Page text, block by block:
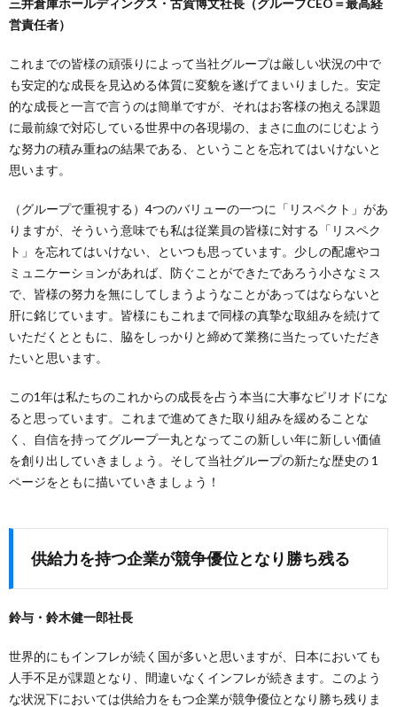
営責任者）
これまでの皆様の頑張りによって当社グループは厳しい状況の中で
も安定的な成長を見込める体質に変貌を遂げてまいりました。安定
的な成長と一言で言うのは簡単ですが、それはお客様の抱える課題
に最前線で対応している世界中の各現場の、まさに血のにじむよう
な努力の積み重ねの結果である、ということを忘れてはいけないと
思います。
（グループで重視する）4つのバリューの一つに「リスペクト」があ
りますが、そういう意味でも私は従業員の皆様に対する「リスペク
ト」を忘れてはいけない、といつも思っています。少しの配慮やコ
ミュニケーションがあれば、防ぐことができたであろう小さなミス
で、皆様の努力を無にしてしまうようなことがあってはならないと
肝に銘じています。皆様にもこれまで同様の真摯な取組みを続けて
いただくとともに、脇をしっかりと締めて業務に当たっていただき
たいと思います。
この1年は私たちのこれからの成長を占う本当に大事なピリオドにな
ると思っています。これまで進めてきた取り組みを緩めることな
く、自信を持ってグループ一丸となってこの新しい年に新しい価値
を創り出していきましょう。そして当社グループの新たな歴史の 1
ページをともに描いていきましょう！
供給力を持つ企業が競争優位となり勝ち残る
鈴与・鈴木健一郎社長
世界的にもインフレが続く国が多いと思いますが、日本においても
人手不足が課題となり、間違いなくインフレが続きます。このよう
な状況下においては供給力をもつ企業が競争優位となり勝ち残りま